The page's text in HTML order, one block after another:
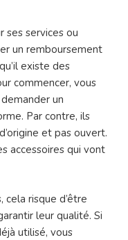
ses services ou
un remboursement
existe des
commencer, vous
un
Par contre, ils
et pas ouvert.
accessoires qui vont
cela risque d’être
leur qualité. Si
utilisé, vous